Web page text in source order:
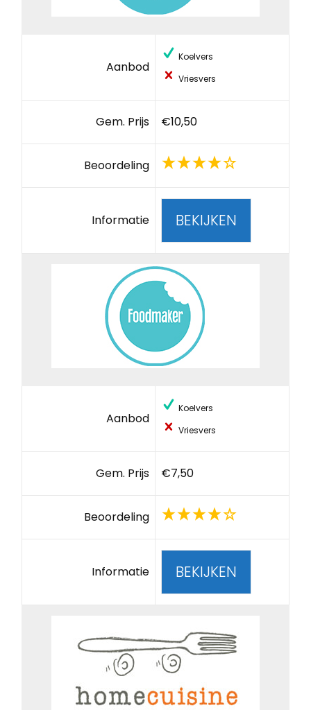
Aanbod
Koelvers
Vriesvers
Gem. Prijs €10,50
Beoordeling
Informatie BEKIJKEN
Aanbod
Koelvers
Vriesvers
Gem. Prijs €7,50
Beoordeling
Informatie BEKIJKEN